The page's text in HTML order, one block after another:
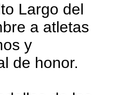
Largo del
a atletas
y
de honor.